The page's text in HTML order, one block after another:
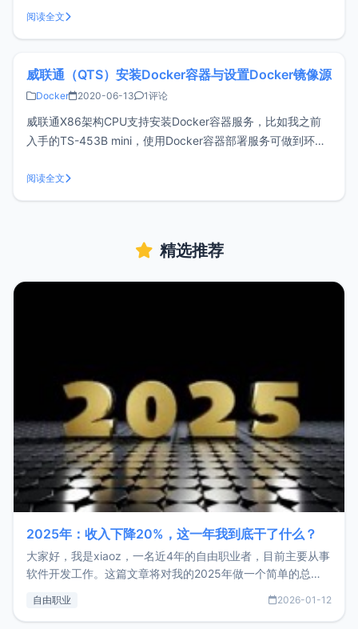
何数据。使用方法直接输入docker stats即可显示所有运行中
容器的资源使用情况，会看到类似如下截图信息。每一列的含
阅读全文
威联通（QTS）安装Docker容器与设置Docker镜像源
Docker 2020-06-13 1评论
威联通X86架构CPU支持安装Docker容器服务，比如我之前
入手的TS-453B mini，使用Docker容器部署服务可做到环境
情况下，也可以使用Docker进行安装来间接支持，大大增强
可玩性。安装DockerQTS系统中，Docker容器软
阅读全文
精选推荐
2025年：收入下降20%，这一年我到底干了什么？
大家好，我是xiaoz，一名近4年的自由职业者，目前主要从事
软件开发工作。这篇文章将对我的2025年做一个简单的总
收入下降20%，但却过得很充实，2026年不求突破，但求保
自由职业 2026-01-12